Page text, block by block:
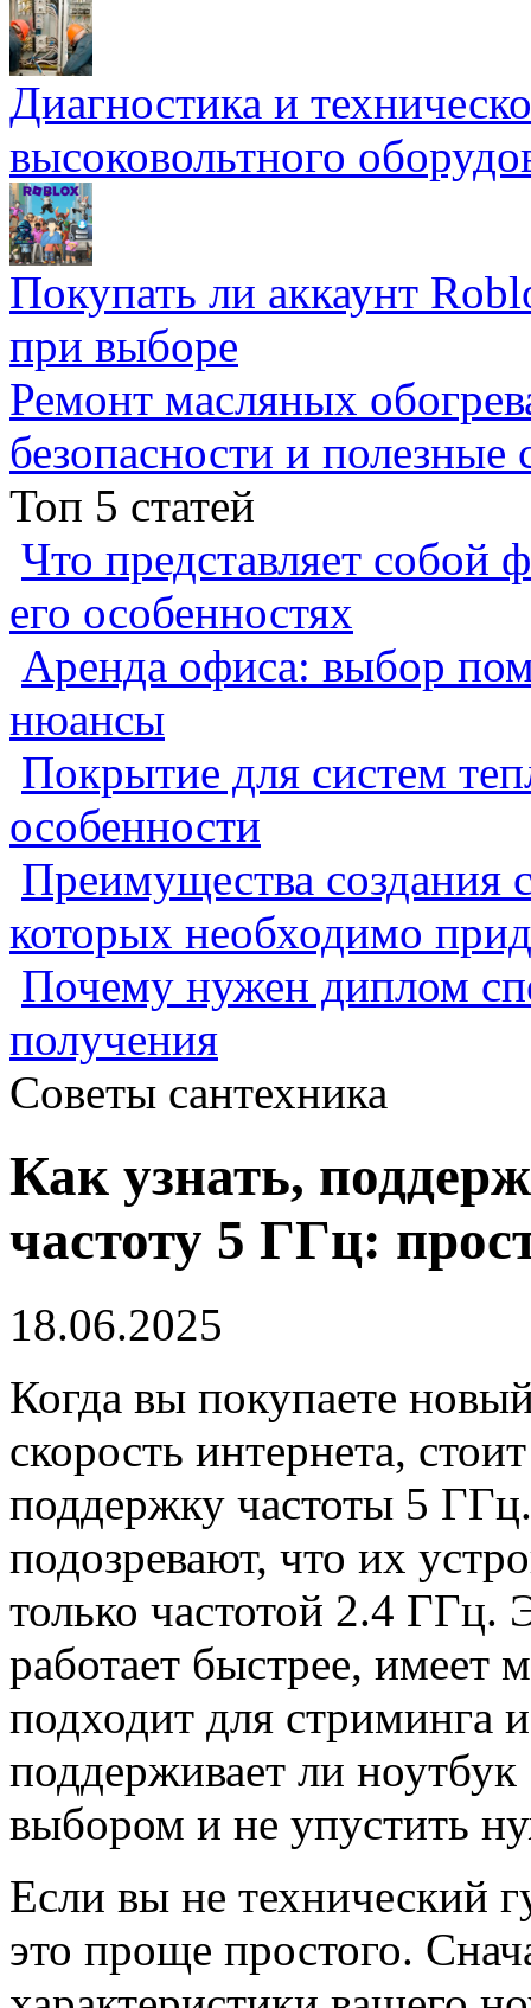
Диагностика и
высоковольтного
Покупать ли аккаунт
при выборе
Ремонт масляных
безопасности и полезные
Топ 5 статей
Что представляет собой
его особенностях
Аренда офиса: выбор
нюансы
Покрытие для систем
особенности
Преимущества создания
которых необходимо
Почему нужен диплом
получения
Советы сантехника
Как узнать,
частоту 5 ГГц:
18.06.2025
Когда вы покупаете
скорость интернета,
поддержку частоты 5
подозревают, что их
только частотой 2.4
работает быстрее,
подходит для стриминга
поддерживает ли
выбором и не упустить
Если вы не технический
это проще простого.